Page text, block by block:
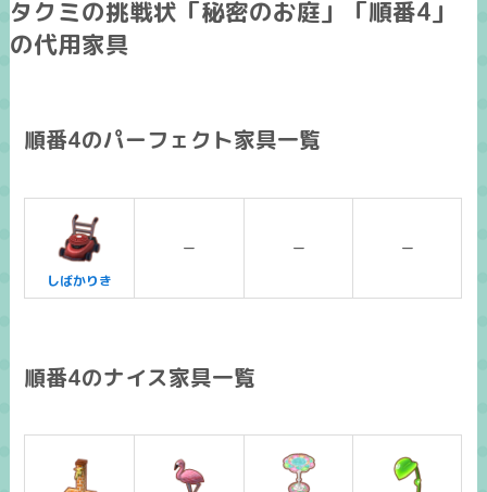
タクミの挑戦状「秘密のお庭」「順番4」
の代用家具
順番4のパーフェクト家具一覧
しばかりき
ー ー ー
順番4のナイス家具一覧